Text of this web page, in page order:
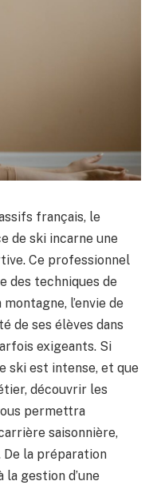
français, le
de ski incarne une
Ce professionnel
des techniques de
l’envie de
de ses élèves dans
exigeants. Si
ski est intense, et que
découvrir les
permettra
saisonnière,
la préparation
la gestion d’une